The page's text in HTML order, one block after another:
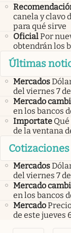
canela y clavo
para qué sirve
OficialPor
obtendrán los
Últimas
Mercados
del viernes 7
Mercado
en los bancos
Importate
de la ventana
Cotizaciones
Mercados
del viernes 7
Mercado
en los bancos
Mercado
de este jueves